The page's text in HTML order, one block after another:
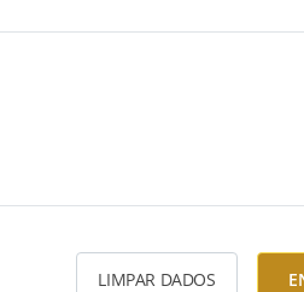
LIMPAR DADOS